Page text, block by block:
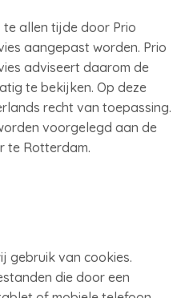
te allen tijde door Prio
aangepast worden. Prio
adviseert daarom de
te bekijken. Op deze
recht van toepassing.
voorgelegd aan de
te Rotterdam.
gebruik van cookies.
die door een